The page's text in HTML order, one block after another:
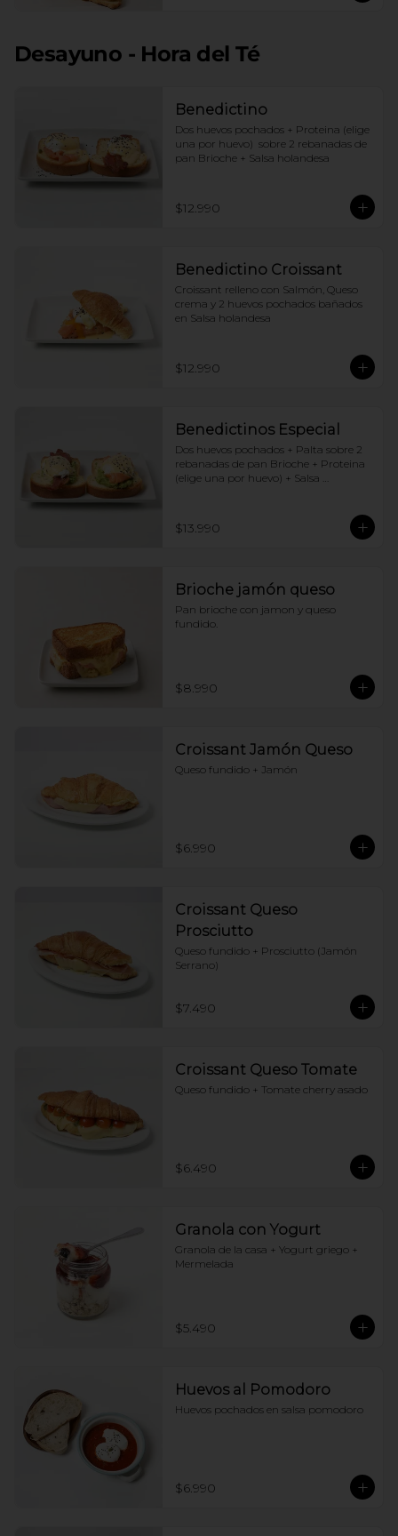
Desayuno - Hora del Té
Benedictino
Dos huevos pochados + Proteina (elige
una por huevo)  sobre 2 rebanadas de
pan Brioche + Salsa holandesa
$12.990
Benedictino Croissant
Croissant relleno con Salmón, Queso
crema y 2 huevos pochados bañados
en Salsa holandesa
$12.990
Benedictinos Especial
Dos huevos pochados + Palta sobre 2
rebanadas de pan Brioche + Proteina
(elige una por huevo) + Salsa
$13.990
Brioche jamón queso
Pan brioche con jamon y queso
fundido.
$8.990
Croissant Jamón Queso
Queso fundido + Jamón
$6.990
Croissant Queso
Prosciutto
Queso fundido + Prosciutto (Jamón
Serrano)
$7.490
Croissant Queso Tomate
Queso fundido + Tomate cherry asado
$6.490
Granola con Yogurt
Granola de la casa + Yogurt griego +
Mermelada
$5.490
Huevos al Pomodoro
Huevos pochados en salsa pomodoro
$6.990